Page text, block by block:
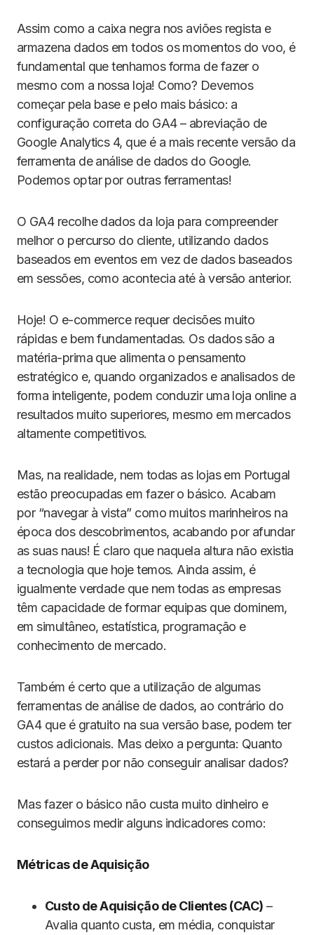
Assim como a caixa negra nos aviões regista e
armazena dados em todos os momentos do voo, é
fundamental que tenhamos forma de fazer o
mesmo com a nossa loja! Como? Devemos
começar pela base e pelo mais básico: a
configuração correta do GA4 – abreviação de
Google Analytics 4, que é a mais recente versão da
ferramenta de análise de dados do Google.
Podemos optar por outras ferramentas!
O GA4 recolhe dados da loja para compreender
melhor o percurso do cliente, utilizando dados
baseados em eventos em vez de dados baseados
em sessões, como acontecia até à versão anterior.
Hoje! O e-commerce requer decisões muito
rápidas e bem fundamentadas. Os dados são a
matéria-prima que alimenta o pensamento
estratégico e, quando organizados e analisados de
forma inteligente, podem conduzir uma loja online a
resultados muito superiores, mesmo em mercados
altamente competitivos.
Mas, na realidade, nem todas as lojas em Portugal
estão preocupadas em fazer o básico. Acabam
por “navegar à vista” como muitos marinheiros na
época dos descobrimentos, acabando por afundar
as suas naus! É claro que naquela altura não existia
a tecnologia que hoje temos. Ainda assim, é
igualmente verdade que nem todas as empresas
têm capacidade de formar equipas que dominem,
em simultâneo, estatística, programação e
conhecimento de mercado.
Também é certo que a utilização de algumas
ferramentas de análise de dados, ao contrário do
GA4 que é gratuito na sua versão base, podem ter
custos adicionais. Mas deixo a pergunta: Quanto
estará a perder por não conseguir analisar dados?
Mas fazer o básico não custa muito dinheiro e
conseguimos medir alguns indicadores como:
Métricas de Aquisição
Custo de Aquisição de Clientes (CAC) –
Avalia quanto custa, em média, conquistar